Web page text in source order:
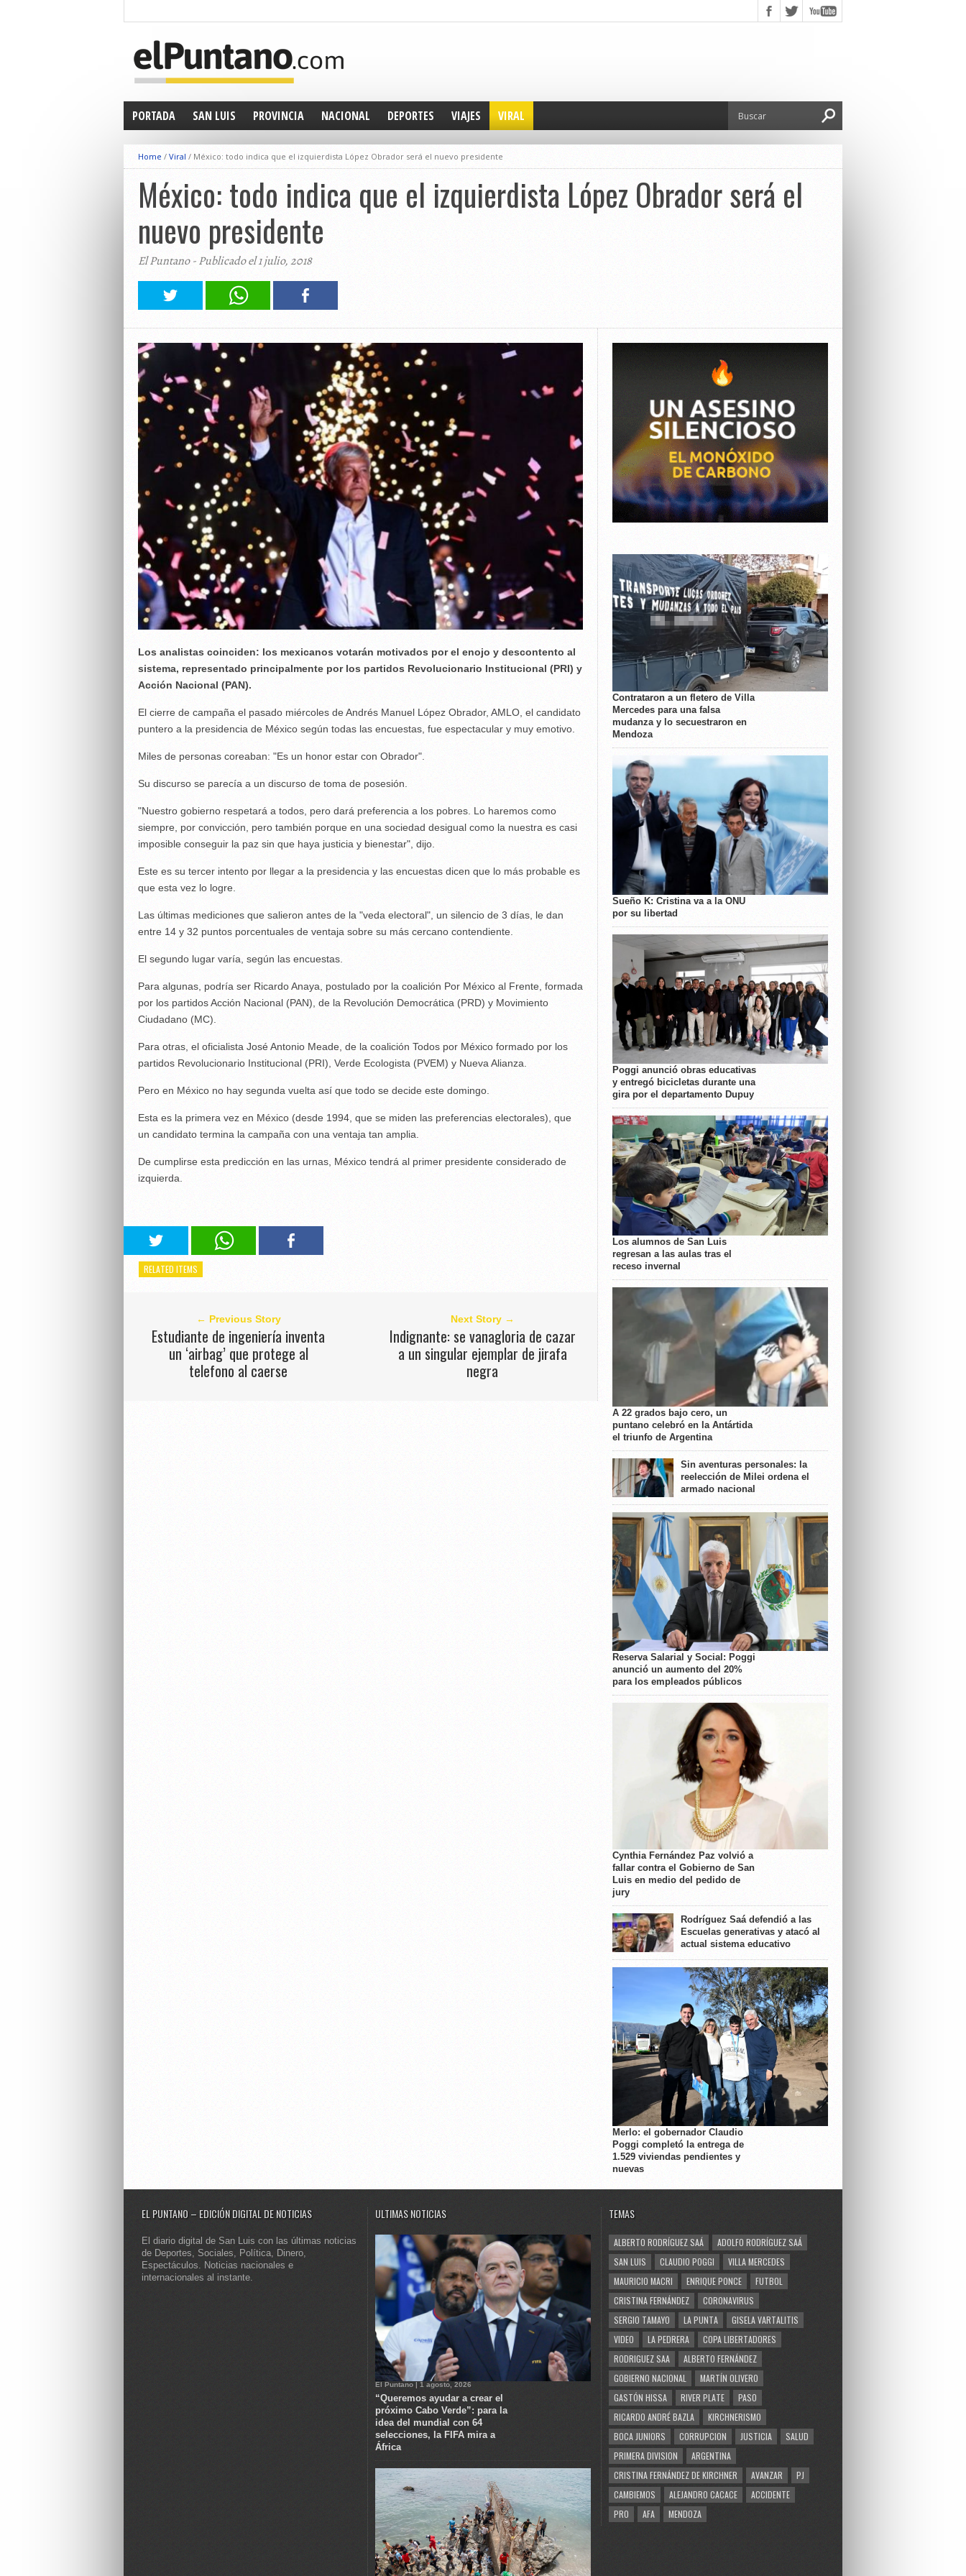
PORTADA SAN LUIS PROVINCIA NACIONAL DEPORTES VIAJES VIRAL
Home / Viral / México: todo indica que el izquierdista López Obrador será el nuevo presidente
México: todo indica que el izquierdista López Obrador será el
nuevo presidente
El Puntano - Publicado el 1 julio, 2018
Los analistas coinciden: los mexicanos votarán motivados por el enojo y descontento al
sistema, representado principalmente por los partidos Revolucionario Institucional (PRI) y
Acción Nacional (PAN).
El cierre de campaña el pasado miércoles de Andrés Manuel López Obrador, AMLO, el candidato
puntero a la presidencia de México según todas las encuestas, fue espectacular y muy emotivo.
Miles de personas coreaban: "Es un honor estar con Obrador".
Su discurso se parecía a un discurso de toma de posesión.
"Nuestro gobierno respetará a todos, pero dará preferencia a los pobres. Lo haremos como
siempre, por convicción, pero también porque en una sociedad desigual como la nuestra es casi
imposible conseguir la paz sin que haya justicia y bienestar", dijo.
Este es su tercer intento por llegar a la presidencia y las encuestas dicen que lo más probable es
que esta vez lo logre.
Las últimas mediciones que salieron antes de la "veda electoral", un silencio de 3 días, le dan
entre 14 y 32 puntos porcentuales de ventaja sobre su más cercano contendiente.
El segundo lugar varía, según las encuestas.
Para algunas, podría ser Ricardo Anaya, postulado por la coalición Por México al Frente, formada
por los partidos Acción Nacional (PAN), de la Revolución Democrática (PRD) y Movimiento
Ciudadano (MC).
Para otras, el oficialista José Antonio Meade, de la coalición Todos por México formado por los
partidos Revolucionario Institucional (PRI), Verde Ecologista (PVEM) y Nueva Alianza.
Pero en México no hay segunda vuelta así que todo se decide este domingo.
Esta es la primera vez en México (desde 1994, que se miden las preferencias electorales), que
un candidato termina la campaña con una ventaja tan amplia.
De cumplirse esta predicción en las urnas, México tendrá al primer presidente considerado de
izquierda.
RELATED ITEMS
← Previous Story
Estudiante de ingeniería inventa
un ‘airbag’ que protege al
telefono al caerse
Next Story →
Indignante: se vanagloria de cazar
a un singular ejemplar de jirafa
negra
Contrataron a un fletero de Villa
Mercedes para una falsa
mudanza y lo secuestraron en
Mendoza
Sueño K: Cristina va a la ONU
por su libertad
Poggi anunció obras educativas
y entregó bicicletas durante una
gira por el departamento Dupuy
Los alumnos de San Luis
regresan a las aulas tras el
receso invernal
A 22 grados bajo cero, un
puntano celebró en la Antártida
el triunfo de Argentina
Sin aventuras personales: la
reelección de Milei ordena el
armado nacional
Reserva Salarial y Social: Poggi
anunció un aumento del 20%
para los empleados públicos
Cynthia Fernández Paz volvió a
fallar contra el Gobierno de San
Luis en medio del pedido de
jury
Rodríguez Saá defendió a las
Escuelas generativas y atacó al
actual sistema educativo
Merlo: el gobernador Claudio
Poggi completó la entrega de
1.529 viviendas pendientes y
nuevas
EL PUNTANO – EDICIÓN DIGITAL DE NOTICIAS
El diario digital de San Luis con las últimas noticias
de Deportes, Sociales, Política, Dinero,
Espectáculos. Noticias nacionales e
internacionales al instante.
ULTIMAS NOTICIAS
El Puntano | 1 agosto, 2026
“Queremos ayudar a crear el
próximo Cabo Verde”: para la
idea del mundial con 64
selecciones, la FIFA mira a
África
TEMAS
ALBERTO RODRÍGUEZ SAÁ
ADOLFO RODRÍGUEZ SAÁ
SAN LUIS
CLAUDIO POGGI
VILLA MERCEDES
MAURICIO MACRI
ENRIQUE PONCE
FUTBOL
CRISTINA FERNÁNDEZ
CORONAVIRUS
SERGIO TAMAYO
LA PUNTA
GISELA VARTALITIS
VIDEO
LA PEDRERA
COPA LIBERTADORES
RODRIGUEZ SAA
ALBERTO FERNÁNDEZ
GOBIERNO NACIONAL
MARTÍN OLIVERO
GASTÓN HISSA
RIVER PLATE
PASO
RICARDO ANDRÉ BAZLA
KIRCHNERISMO
BOCA JUNIORS
CORRUPCION JUSTICIA
SALUD
PRIMERA DIVISION
ARGENTINA
CRISTINA FERNÁNDEZ DE KIRCHNER
AVANZAR
PJ
CAMBIEMOS
ALEJANDRO CACACE
ACCIDENTE
PRO
AFA MENDOZA